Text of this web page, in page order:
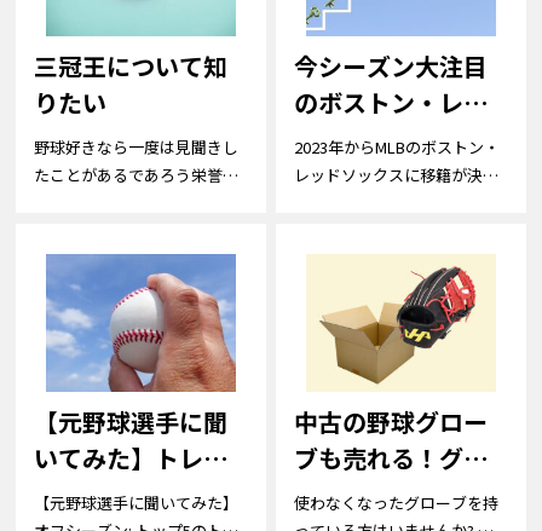
三冠王について知
りたい
野球好きなら一度は見聞きし
たことがあるであろう栄誉
今シーズン大注目
のボストン・レッ
ドソックス吉田正
尚選手を掘り下げ
2023年からMLBのボストン・
レッドソックスに移籍が決ま
【元野球選手に聞
いてみた】トレー
ニング方法（オフ
【元野球選手に聞いてみた】
中古の野球グロー
ブも売れる！グロ
ーブの売り方や高
使わなくなったグローブを持